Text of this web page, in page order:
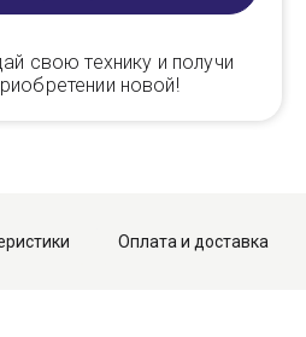
свою технику и получи
новой!
Оплата и доставка